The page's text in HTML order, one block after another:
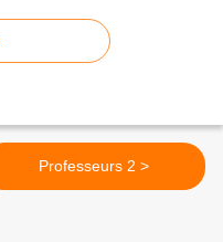
Professeurs 2 >